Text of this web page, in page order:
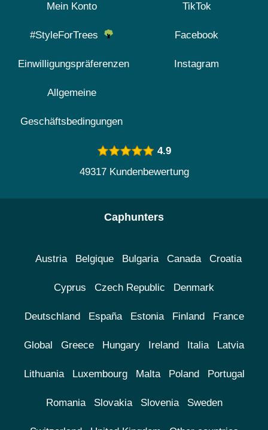
Mein Konto
#StyleForTrees
Einwilligungspräferenzen
Allgemeine
Geschäftsbedingungen
TikTok
Facebook
Instagram
4.9
49317 Kundenbewertung
Caphunters
Austria Belgique Bulgaria Canada Croatia
Cyprus Czech Republic Denmark
Deutschland España Estonia Finland France
Global Greece Hungary Ireland Italia Latvia
Lithuania Luxembourg Malta Poland Portugal
Romania Slovakia Slovenia Sweden